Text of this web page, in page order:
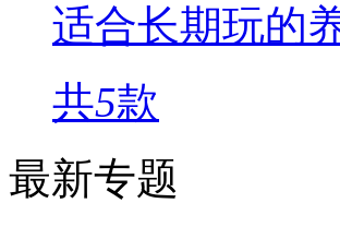
适合长期玩的
共5款
最新专题